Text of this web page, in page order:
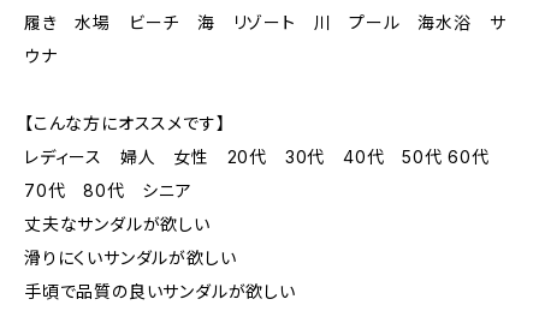
履き 水場 ビーチ 海 リゾート 川 プール 海水浴 サ
ウナ
【こんな方にオススメです】
レディース 婦人 女性 20代 30代 40代 50代 60代
70代 80代 シニア
丈夫なサンダルが欲しい
滑りにくいサンダルが欲しい
手頃で品質の良いサンダルが欲しい